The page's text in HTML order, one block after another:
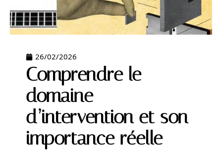
26/02/2026
Comprendre le
domaine
d’intervention et son
importance réelle